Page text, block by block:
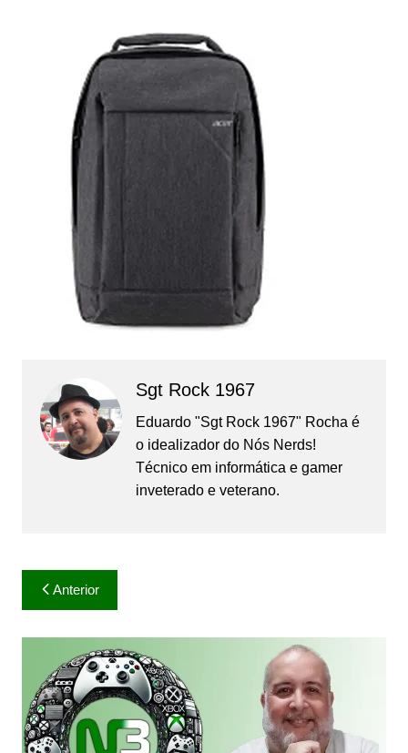
Sgt Rock 1967
Eduardo "Sgt Rock 1967" Rocha é
o idealizador do Nós Nerds!
Técnico em informática e gamer
inveterado e veterano.
Navegação
de
Post
Anterior